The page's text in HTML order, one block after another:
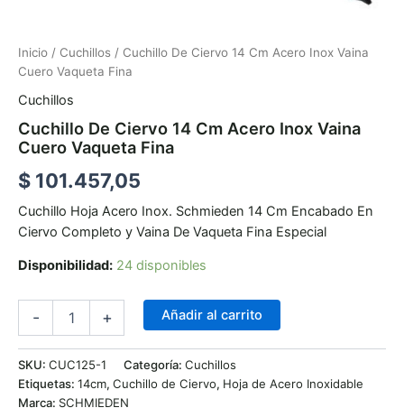
Inicio / Cuchillos / Cuchillo De Ciervo 14 Cm Acero Inox Vaina
Cuero Vaqueta Fina
Cuchillos
Cuchillo De Ciervo 14 Cm Acero Inox Vaina
Cuero Vaqueta Fina
$ 101.457,05
Cuchillo Hoja Acero Inox. Schmieden 14 Cm Encabado En
Ciervo Completo y Vaina De Vaqueta Fina Especial
Disponibilidad: 24 disponibles
- + Añadir al carrito
SKU: CUC125-1 Categoría: Cuchillos
Etiquetas: 14cm, Cuchillo de Ciervo, Hoja de Acero Inoxidable
Marca: SCHMIEDEN